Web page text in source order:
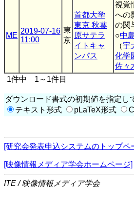
ME
2019-07-16
11:00
東
京
首都大学
東京 秋葉
原サテラ
イトキャ
ンパス
視覚
への
の関
○中
（宇
化学
佐々
1件中 1～1件目
ダウンロード書式の初期値を指定し
テキスト形式
pLaTeX形式
[研究会発表申込システムのトップペ
[映像情報メディア学会ホームページ]
ITE / 映像情報メディア学会